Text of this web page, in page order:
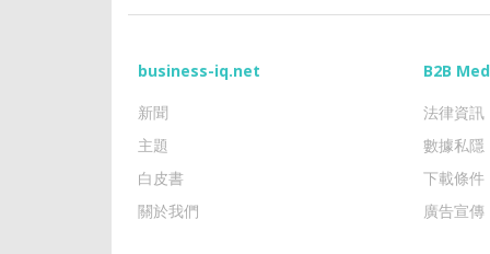
business-iq.net
新聞
主題
白皮書
關於我們
B2B
法律資訊
數據私隱
下載條件
廣告宣傳